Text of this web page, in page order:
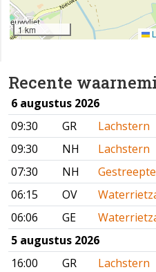
Recente
6 augustus 2026
09:30
GR
Lachstern
09:30
NH
Lachstern
07:30
NH
06:15
OV
06:06
GE
5 augustus 2026
16:00
GR
Lachstern
1 km